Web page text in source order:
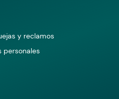
y reclamos
personales